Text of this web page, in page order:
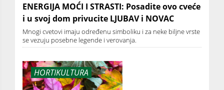
ENERGIJA MOĆI I STRASTI: Posadite ovo cveće
i u svoj dom privucite LJUBAV i NOVAC
Mnogi cvetovi imaju određenu simboliku i za neke biljne vrste
se vezuju posebne legende i verovanja.
HORTIKULTURA